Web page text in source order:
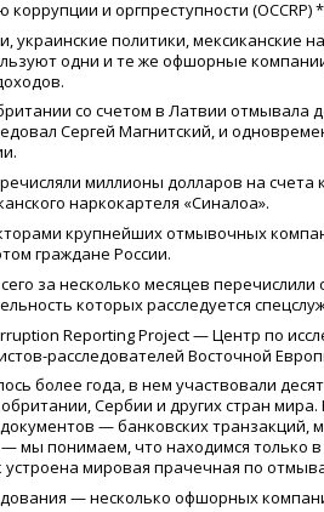
коррупции и оргпреступности (OCCRP) *
украинские политики, мексиканские
одни и те же офшорные
со счетом в Латвии отмывала
Сергей Магнитский, и
миллионы долларов на
наркокартеля «Синалоа».
крупнейших отмывочных
граждане России.
за несколько месяцев перечислили
которых расследуется
Reporting Project — Центр по
расследователей Восточной
более года, в нем участвовали
Сербии и других стран
— банковских
мы понимаем, что находимся только
устроена мировая прачечная по
— несколько офшорных